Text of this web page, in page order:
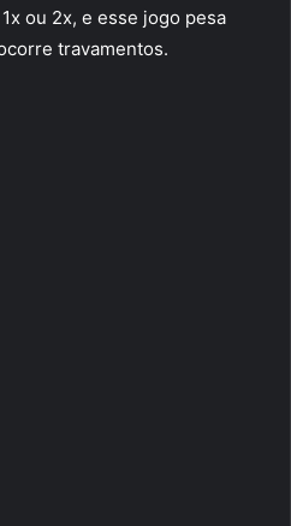
ou 2x, e esse jogo pesa
travamentos.